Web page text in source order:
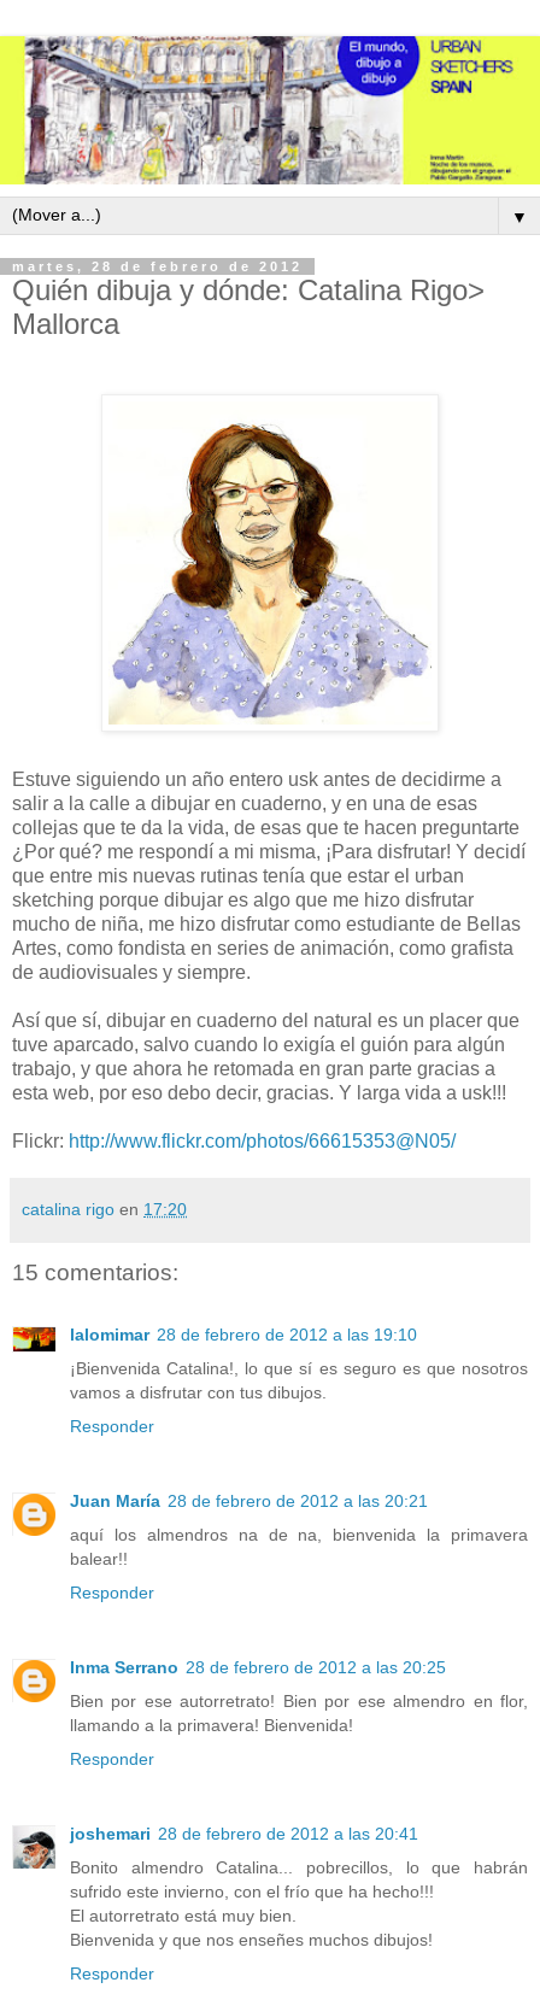
▼
martes, 28 de febrero de 2012
Quién dibuja y dónde: Catalina Rigo>
Mallorca
Estuve siguiendo un año entero usk antes de decidirme a
salir a la calle a dibujar en cuaderno, y en una de esas
collejas que te da la vida, de esas que te hacen preguntarte
¿Por qué? me respondí a mi misma, ¡Para disfrutar! Y decidí
que entre mis nuevas rutinas tenía que estar el urban
sketching porque dibujar es algo que me hizo disfrutar
mucho de niña, me hizo disfrutar como estudiante de Bellas
Artes, como fondista en series de animación, como grafista
de audiovisuales y siempre.
Así que sí, dibujar en cuaderno del natural es un placer que
tuve aparcado, salvo cuando lo exigía el guión para algún
trabajo, y que ahora he retomada en gran parte gracias a
esta web, por eso debo decir, gracias. Y larga vida a usk!!!
Flickr: http://www.flickr.com/photos/66615353@N05/
catalina rigo en 17:20
15 comentarios:
lalomimar 28 de febrero de 2012 a las 19:10
¡Bienvenida Catalina!, lo que sí es seguro es que nosotros
vamos a disfrutar con tus dibujos.
Responder
Juan María 28 de febrero de 2012 a las 20:21
aquí los almendros na de na, bienvenida la primavera
balear!!
Responder
Inma Serrano 28 de febrero de 2012 a las 20:25
Bien por ese autorretrato! Bien por ese almendro en flor,
llamando a la primavera! Bienvenida!
Responder
joshemari 28 de febrero de 2012 a las 20:41
Bonito almendro Catalina... pobrecillos, lo que habrán
sufrido este invierno, con el frío que ha hecho!!!
El autorretrato está muy bien.
Bienvenida y que nos enseñes muchos dibujos!
Responder